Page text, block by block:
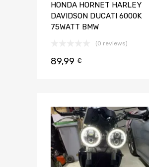
HONDA HORNET HARLEY
DAVIDSON DUCATI 6000K
75WATT BMW
(0 reviews)
89,99 €